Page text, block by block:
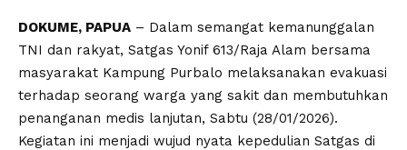
DOKUME, PAPUA – Dalam semangat kemanunggalan
TNI dan rakyat, Satgas Yonif 613/Raja Alam bersama
masyarakat Kampung Purbalo melaksanakan evakuasi
terhadap seorang warga yang sakit dan membutuhkan
penanganan medis lanjutan, Sabtu (28/01/2026).
Kegiatan ini menjadi wujud nyata kepedulian Satgas di